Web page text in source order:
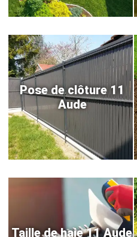
Pose de clôture 11
Aude
Taille de haie 11 Aude